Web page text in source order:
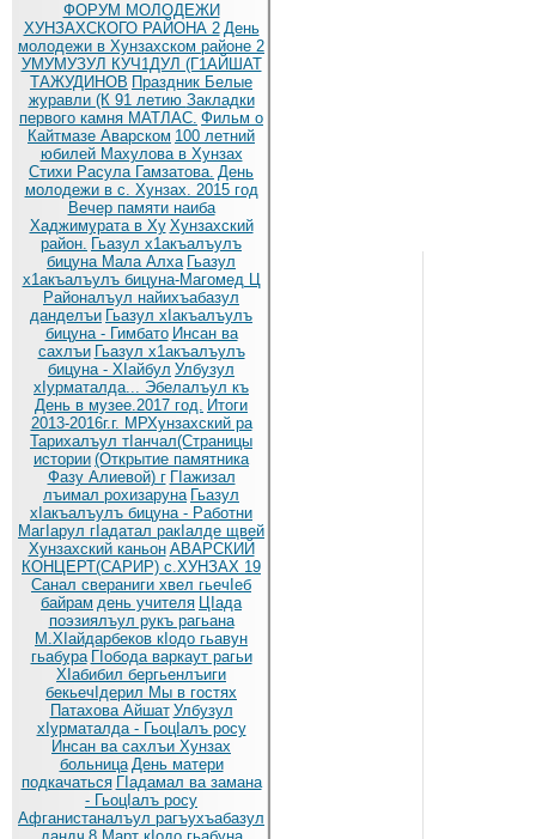
ФОРУМ МОЛОДЕЖИ
ХУНЗАХСКОГО РАЙОНА 2 День
молодежи в Хунзахском районе 2
УМУМУЗУЛ КУЧ1ДУЛ (Г1АЙШАТ
ТАЖУДИНОВ Праздник Белые
журавли (К 91 летию Закладки
первого камня МАТЛАС. Фильм о
Кайтмазе Аварском 100 летний
юбилей Махулова в Хунзах
Стихи Расула Гамзатова. День
молодежи в с. Хунзах. 2015 год
Вечер памяти наиба
Хаджимурата в Ху Хунзахский
район. Гьазул х1акъалъулъ
бицуна Мала Алха Гьазул
х1акъалъулъ бицуна-Магомед Ц
Районалъул найихъабазул
данделъи Гьазул хIакъалъулъ
бицуна - Гимбато Инсан ва
сахлъи Гьазул х1акъалъулъ
бицуна - ХIайбул Улбузул
хIурматалда... Эбелалъул къ
День в музее.2017 год. Итоги
2013-2016г.г. МРХунзахский ра
Тарихалъул тIанчал(Страницы
истории (Открытие памятника
Фазу Алиевой) г ГIажизал
лъимал рохизаруна Гьазул
хIакъалъулъ бицуна - Работни
МагIарул гIадатал ракIалде щвей
Хунзахский каньон АВАРСКИЙ
КОНЦЕРТ(САРИР) с.ХУНЗАХ 19
Санал свераниги хвел гьечIеб
байрам день учителя ЦIада
поэзиялъул рукъ рагьана
М.ХIайдарбеков кIодо гьавун
гьабура ГIобода варкаут рагьи
ХIабибил бергьенлъиги
бекьечIдерил Мы в гостях
Патахова Айшат Улбузул
хIурматалда - ГьоцIалъ росу
Инсан ва сахлъи Хунзах
больница День матери
подкачаться ГIадамал ва замана
- ГьоцIалъ росу
Афганистаналъул рагъухъабазул